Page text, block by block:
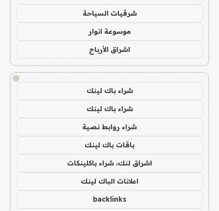
شرقيات السياحة
موسوعة انوار
اشراق الأرباح
!
شراء باك لينك
شراء باك لينك
شراء روابط نصية
باقات باك لينك
اشراق لنك، شراء باكلينكات
اعلانات الباك لينك
backlinks